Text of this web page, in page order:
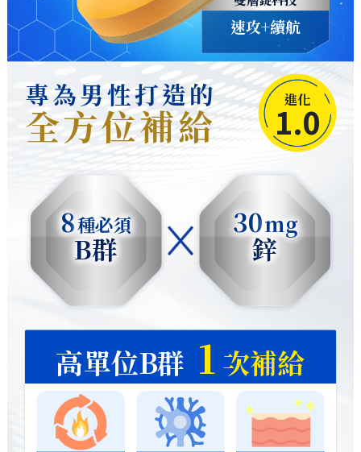
速攻+續航
專為男性打造的
全方位補給
進化
1.0
8種必須
B群
30mg
鋅
高單位B群 1 次補給